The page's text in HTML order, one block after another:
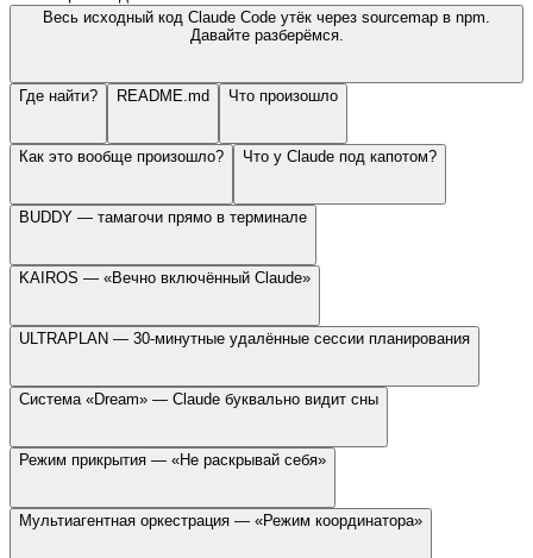
Весь исходный код Claude Code утёк через sourcemap в npm.
Давайте разберёмся.
Где найти? README.md Что произошло
Как это вообще произошло? Что у Claude под капотом?
BUDDY — тамагочи прямо в терминале
KAIROS — «Вечно включённый Claude»
ULTRAPLAN — 30-минутные удалённые сессии планирования
Система «Dream» — Claude буквально видит сны
Режим прикрытия — «Не раскрывай себя»
Мультиагентная оркестрация — «Режим координатора»